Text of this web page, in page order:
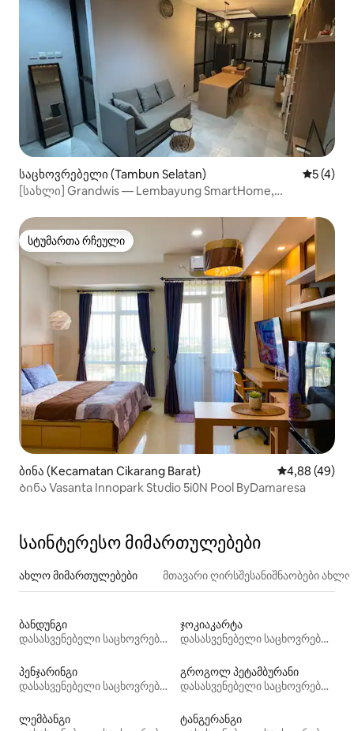
საცხოვრებელი (Tambun Selatan)
5 (4)
[სახლი] Grandwis — Lembayung SmartHome,
სტუმართა რჩეული
სტუმართა რჩეული
ბინა (Kecamatan Cikarang Barat) საშუალო
4,88 (49)
Ბინა Vasanta Innopark Studio 5i0N Pool ByDamaresa
საინტერესო მიმართულებები
ახლო მიმართულებები მთავარი ღირსშესანიშნაობები
ბანდუნგი
დასასვენებელი საცხოვრებლები
ჯოკიაკარტა
დასასვენებელი საცხოვრებლები
პენჯარინგი
დასასვენებელი საცხოვრებლები
გროგოლ პეტამბურანი
დასასვენებელი საცხოვრებლები
ლემბანგი
ტანგერანგი